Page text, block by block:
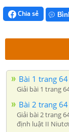
Chia sẻ
Bài 1 trang
Giải bài 1 trang
Bài 2 trang
Giải bài 2 trang
định luật II